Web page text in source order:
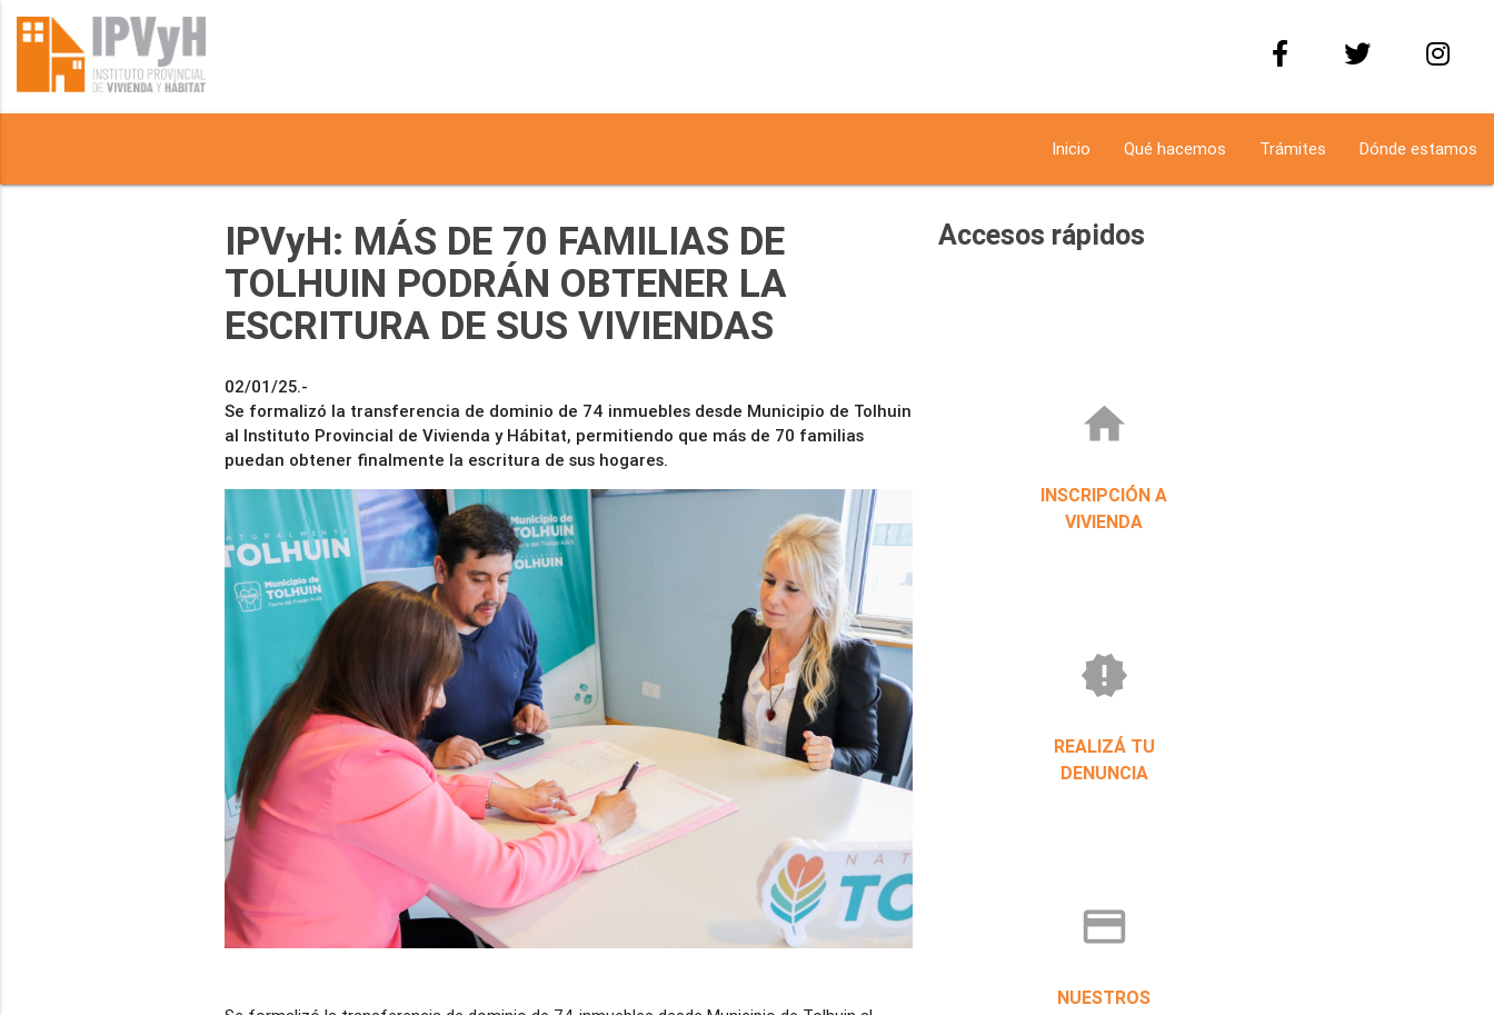
Inicio Qué hacemos Trámites Dónde estamos
IPVyH: MÁS DE 70 FAMILIAS DE
TOLHUIN PODRÁN OBTENER LA
ESCRITURA DE SUS VIVIENDAS
02/01/25.-
Se formalizó la transferencia de dominio de 74 inmuebles desde Municipio de Tolhuin
al Instituto Provincial de Vivienda y Hábitat, permitiendo que más de 70 familias
Accesos rápidos
home
INSCRIPCIÓN A
VIVIENDA
new_releases
REALIZÁ TU
DENUNCIA
credit_card
NUESTROS